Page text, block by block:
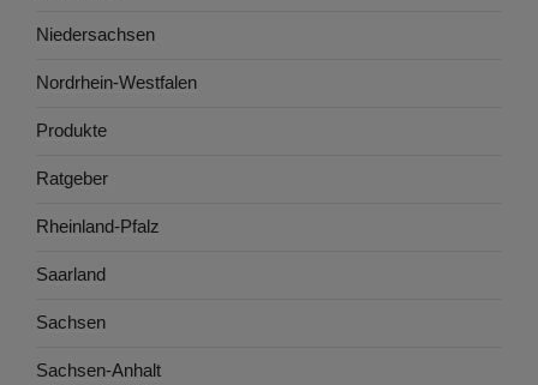
Niedersachsen
Nordrhein-Westfalen
Produkte
Ratgeber
Rheinland-Pfalz
Saarland
Sachsen
Sachsen-Anhalt